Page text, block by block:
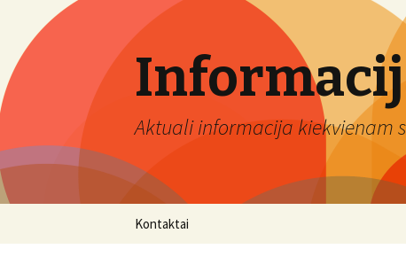
Aktuali informacija kiekvienam
Kontaktai